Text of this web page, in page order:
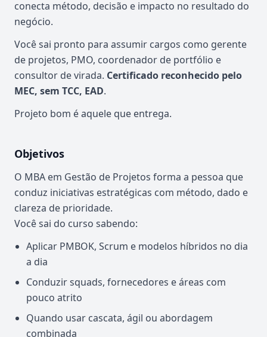
conecta método, decisão e impacto no resultado do
negócio.
Você sai pronto para assumir cargos como gerente
de projetos, PMO, coordenador de portfólio e
consultor de virada. Certificado reconhecido pelo
MEC, sem TCC, EAD.
Projeto bom é aquele que entrega.
Objetivos
O MBA em Gestão de Projetos forma a pessoa que
conduz iniciativas estratégicas com método, dado e
clareza de prioridade.
Você sai do curso sabendo:
Aplicar PMBOK, Scrum e modelos híbridos no dia
a dia
Conduzir squads, fornecedores e áreas com
pouco atrito
Quando usar cascata, ágil ou abordagem
combinada